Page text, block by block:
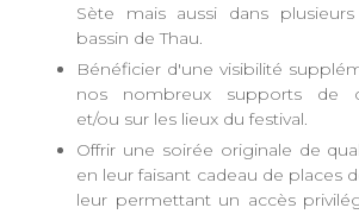
Sète mais aussi dans
bassin de Thau.
Bénéficier d'une visibilité
nos nombreux supports de
et/ou sur les lieux du festival.
Offrir une soirée originale de
en leur faisant cadeau de places
leur permettant un accès